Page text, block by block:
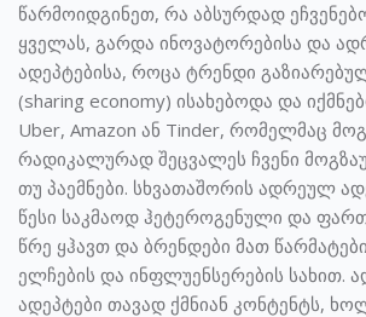
წარმოიდგინეთ, რა აბსურდად
ყველას, გარდა ინოვატორებისა და
ადეპტებისა, როცა ტრენდი
(sharing economy) ისახებოდა და
Uber, Amazon ან Tinder, რომელმაც
რადიკალურად შეცვალეს ჩვენი
თუ პაემნები. სხვათაშორის ადრეულ
წესი საკმაოდ ჰეტეროგენული და
წრე ყჰავთ და ბრენდები მათ
ელჩების და ინფლუენსერების სახით.
ადეპტები თავად ქმნიან კონტენტს,